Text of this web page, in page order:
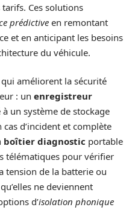
Ces solutions
prédictive en remontant
et en anticipant les besoins
du véhicule.
qui améliorent la sécurité
: un enregistreur
un système de stockage
d’incident et complète
boîtier diagnostic portable
télématiques pour vérifier
tension de la batterie ou
ne deviennent
d’isolation phonique